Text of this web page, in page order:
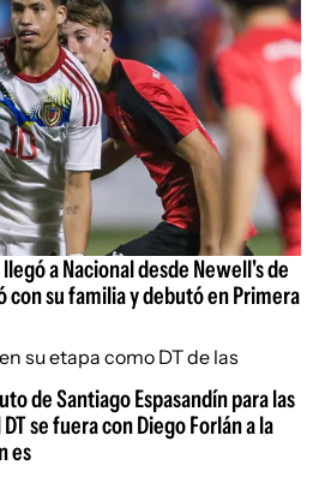
a Nacional desde Newell's de
su familia y debutó en Primera
de Santiago Espasandín para las
se fuera con Diego Forlán a la
es